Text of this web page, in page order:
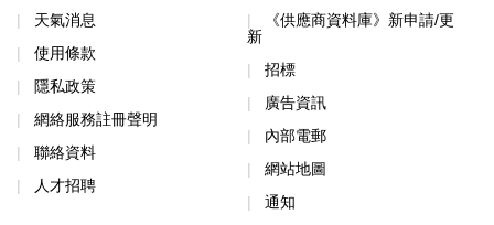
天氣消息
使用條款
隱私政策
網絡服務註冊聲明
聯絡資料
人才招聘
《供應商資料庫》新申請/更
新
招標
廣告資訊
內部電郵
網站地圖
通知